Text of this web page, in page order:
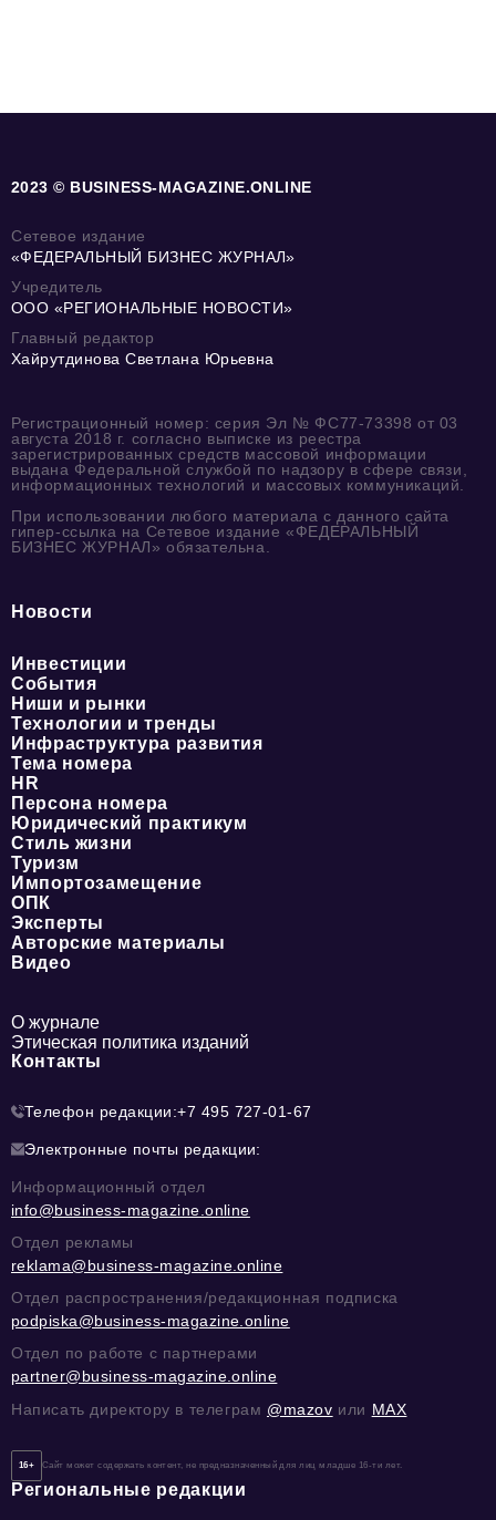
2023 © BUSINESS-MAGAZINE.ONLINE
Сетевое издание
«ФЕДЕРАЛЬНЫЙ БИЗНЕС ЖУРНАЛ»
Учредитель
ООО «РЕГИОНАЛЬНЫЕ НОВОСТИ»
Главный редактор
Хайрутдинова Светлана Юрьевна
Регистрационный номер: серия Эл № ФС77-73398 от 03
августа 2018 г. согласно выписке из реестра
зарегистрированных средств массовой информации
выдана Федеральной службой по надзору в сфере связи,
информационных технологий и массовых коммуникаций.
При использовании любого материала с данного сайта
гипер-ссылка на Сетевое издание «ФЕДЕРАЛЬНЫЙ
БИЗНЕС ЖУРНАЛ» обязательна.
Новости
Инвестиции
События
Ниши и рынки
Технологии и тренды
Инфраструктура развития
Тема номера
HR
Персона номера
Юридический практикум
Стиль жизни
Туризм
Импортозамещение
ОПК
Эксперты
Авторские материалы
Видео
О журнале
Этическая политика изданий
Контакты
Телефон редакции:+7 495 727-01-67
Электронные почты редакции:
Информационный отдел
info@business-magazine.online
Отдел рекламы
reklama@business-magazine.online
Отдел распространения/редакционная подписка
podpiska@business-magazine.online
Отдел по работе с партнерами
partner@business-magazine.online
Написать директору в телеграм @mazov или MAX
16+ Сайт может содержать контент, не предназначенный для лиц младше 16-ти лет.
Региональные редакции